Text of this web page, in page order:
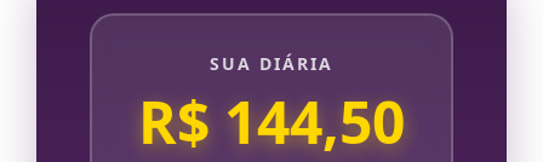
SUA DIÁRIA
R$ 144,50